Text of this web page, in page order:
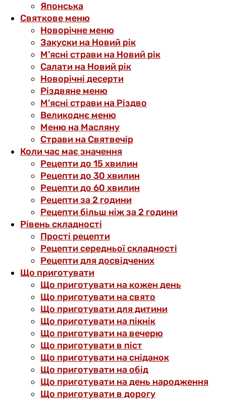
Японська
Святкове меню
Новорічне меню
Закуски на Новий рік
М’ясні страви на Новий рік
Салати на Новий рік
Новорічні десерти
Різдвяне меню
М’ясні страви на Різдво
Великоднє меню
Меню на Масляну
Страви на Святвечір
Коли час має значення
Рецепти до 15 хвилин
Рецепти до 30 хвилин
Рецепти до 60 хвилин
Рецепти за 2 години
Рецепти більш ніж за 2 години
Рівень складності
Прості рецепти
Рецепти середньої складності
Рецепти для досвідчених
Що приготувати
Що приготувати на кожен день
Що приготувати на свято
Що приготувати для дитини
Що приготувати на пікнік
Що приготувати на вечерю
Що приготувати в піст
Що приготувати на сніданок
Що приготувати на обід
Що приготувати на день народження
Що приготувати в дорогу